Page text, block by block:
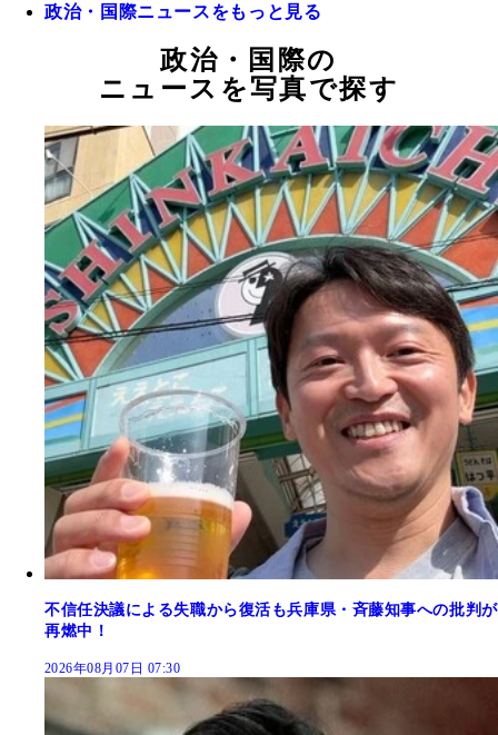
政治・国際ニュースをもっと見る
政治・国際の
ニュースを写真で探す
不信任決議による失職から復活も兵庫県・斉藤知事への批判が
再燃中！
2026年08月07日 07:30